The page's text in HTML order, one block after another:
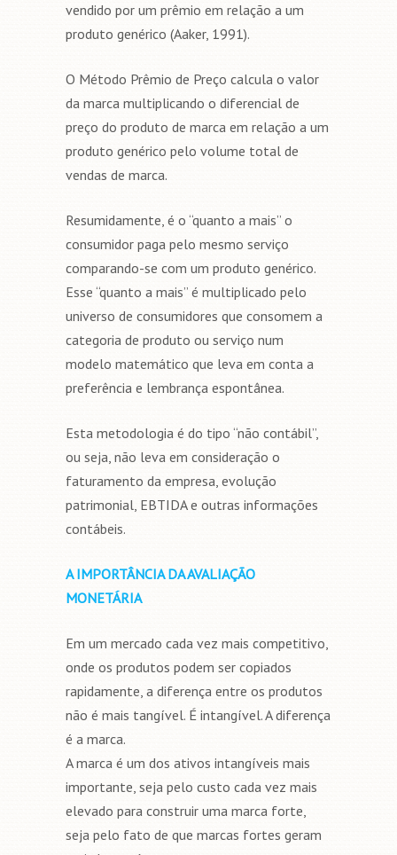
vendido por um prêmio em relação a um
produto genérico (Aaker, 1991).
O Método Prêmio de Preço calcula o valor
da marca multiplicando o diferencial de
preço do produto de marca em relação a um
produto genérico pelo volume total de
vendas de marca.
Resumidamente, é o “quanto a mais” o
consumidor paga pelo mesmo serviço
comparando-se com um produto genérico.
Esse “quanto a mais” é multiplicado pelo
universo de consumidores que consomem a
categoria de produto ou serviço num
modelo matemático que leva em conta a
preferência e lembrança espontânea.
Esta metodologia é do tipo “não contábil”,
ou seja, não leva em consideração o
faturamento da empresa, evolução
patrimonial, EBTIDA e outras informações
contábeis.
A IMPORTÂNCIA DA AVALIAÇÃO
MONETÁRIA
Em um mercado cada vez mais competitivo,
onde os produtos podem ser copiados
rapidamente, a diferença entre os produtos
não é mais tangível. É intangível. A diferença
é a marca.
A marca é um dos ativos intangíveis mais
importante, seja pelo custo cada vez mais
elevado para construir uma marca forte,
seja pelo fato de que marcas fortes geram